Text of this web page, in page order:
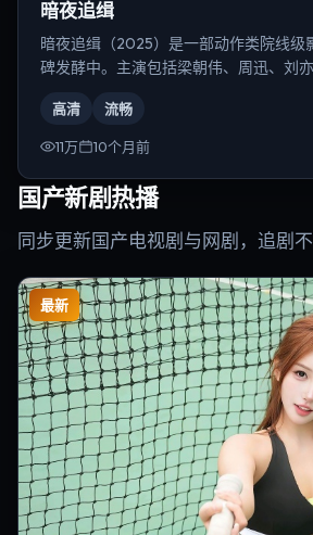
暗夜追缉
暗夜追缉（2025）是一部动作类院线级
碑发酵中。主演包括梁朝伟、周迅、刘
高清 流畅
11万 10个月前
国产新剧热播
同步更新国产电视剧与网剧，追剧
最新